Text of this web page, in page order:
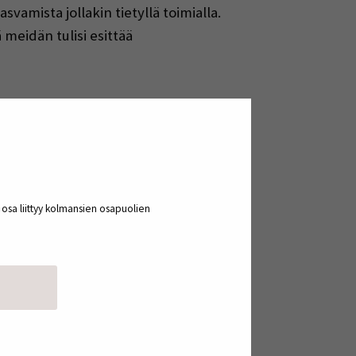
liittyy kolmansien osapuolien
jollakin tietyllä toimialla.
tulisi esittää
kautta tulevaan.
yksittäisen uuden investoinnin
narratiivi ei välttämättä ole